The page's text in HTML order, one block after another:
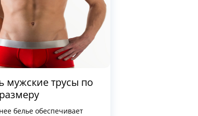
мужские трусы по
размеру
белье обеспечивает